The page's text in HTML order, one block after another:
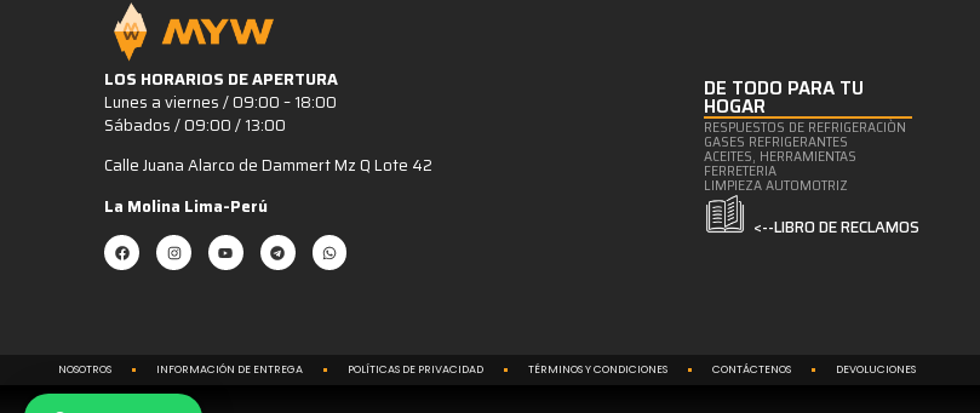
LOS HORARIOS DE APERTURA
Lunes a viernes / 09:00 – 18:00
Sábados / 09:00 / 13:00
Calle Juana Alarco de Dammert Mz Q Lote 42
La Molina Lima-Perú
DE TODO PARA TU
HOGAR
RESPUESTOS DE REFRIGERACIÒN
GASES REFRIGERANTES
ACEITES, HERRAMIENTAS
FERRETERIA
LIMPIEZA AUTOMOTRIZ
<--LIBRO DE RECLAMOS
NOSOTROS INFORMACIÓN DE ENTREGA POLÍTICAS DE PRIVACIDAD TÉRMINOS Y CONDICIONES CONTÁCTENOS DEVOLUCIONES